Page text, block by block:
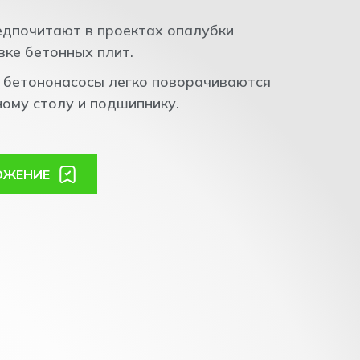
в проектах опалубки
бетонных плит.
легко поворачиваются
столу и подшипнику.